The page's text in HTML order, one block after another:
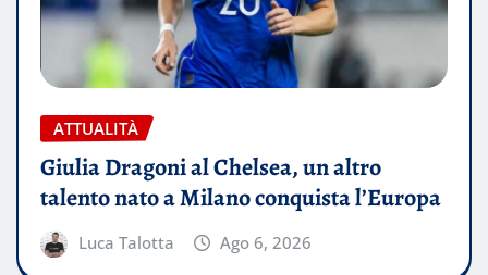
ATTUALITÀ
Giulia Dragoni al Chelsea, un altro
talento nato a Milano conquista l’Europa
Luca Talotta Ago 6, 2026